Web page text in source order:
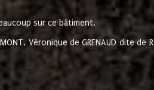
sur ce bâtiment.
Véronique de GRENAUD dite de